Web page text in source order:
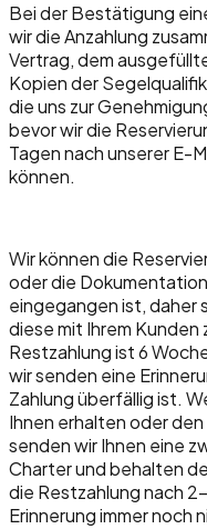
Bei der Bestätigung
wir die Anzahlung
Vertrag, dem
Kopien der
die uns zur
bevor wir die
Tagen nach unserer E-
können.
Wir können die
oder die
eingegangen ist, daher
diese mit Ihrem
Restzahlung ist 6
wir senden eine
Zahlung überfällig ist.
Ihnen erhalten oder
senden wir Ihnen eine
Charter und behalten
die Restzahlung nach
Erinnerung immer noch